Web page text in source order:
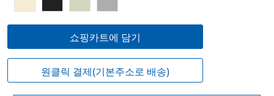
쇼핑카트에 담기
원클릭 결제(기본주소로 배송)